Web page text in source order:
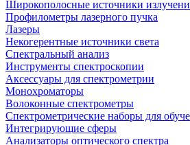
Широкополосные источники
Профилометры лазерного пучка
Лазеры
Некогерентные источники света
Спектральный анализ
Инструменты спектроскопии
Аксессуары для спектрометрии
Монохроматоры
Волоконные спектрометры
Спектрометрические наборы для
Интегрирующие сферы
Анализаторы оптического спектра